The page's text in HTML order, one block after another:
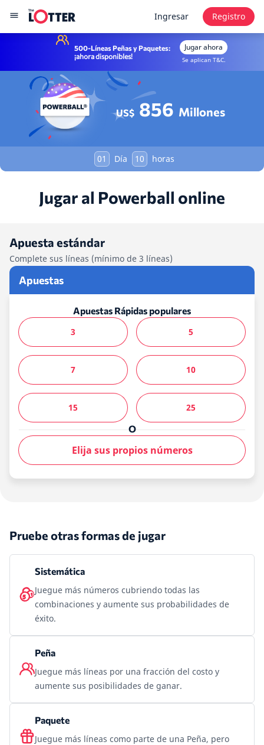
Ingresar Registro
500-Líneas Peñas y Paquetes:
¡ahora disponibles!
Jugar ahora
Se aplican T&C.
US$ 856 Millones
01 Día 10 horas
Jugar al Powerball online
Apuesta estándar
Complete sus líneas (mínimo de 3 líneas)
Apuestas
Apuestas Rápidas populares
3
5
7 10
15
25
O
Elija sus propios números
Pruebe otras formas de jugar
Sistemática
Juegue más números cubriendo todas las
combinaciones y aumente sus probabilidades de
éxito.
Peña
Juegue más líneas por una fracción del costo y
aumente sus posibilidades de ganar.
Paquete
Juegue más líneas como parte de una Peña, pero